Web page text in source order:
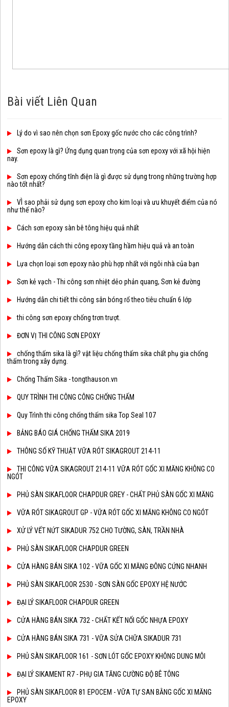
Bài viết Liên Quan
Lý do vì sao nên chọn sơn Epoxy gốc nước cho các công trình?
Sơn epoxy là gì? Ứng dụng quan trọng của sơn epoxy với xã hội hiện
nay.
Sơn epoxy chống tĩnh điện là gì được sử dụng trong những trường hợp
nào tốt nhất?
VÌ sao phải sử dụng sơn epoxy cho kim loại và ưu khuyết điểm của nó
như thế nào?
Cách sơn epoxy sàn bê tông hiệu quả nhất
Hướng dẫn cách thi công epoxy tầng hầm hiệu quả và an toàn
Lựa chọn loại sơn epoxy nào phù hợp nhất với ngôi nhà của bạn
Sơn kẻ vạch - Thi công sơn nhiệt dẻo phản quang, Sơn kẻ đường
Hướng dẫn chi tiết thi công sân bóng rổ theo tiêu chuẩn 6 lớp
thi công sơn epoxy chống trơn trượt.
ĐƠN VỊ THI CÔNG SƠN EPOXY
chống thấm sika là gì? vật liệu chống thấm sika chất phụ gia chống
thấm trong xây dựng.
Chống Thấm Sika - tongthauson.vn
QUY TRÌNH THI CÔNG CÔNG CHỐNG THẤM
Quy Trình thi công chống thấm sika Top Seal 107
BẢNG BÁO GIÁ CHỐNG THẤM SIKA 2019
THÔNG SỐ KỸ THUẬT VỮA RÓT SIKAGROUT 214-11
THI CÔNG VỮA SIKAGROUT 214-11 VỮA RÓT GỐC XI MĂNG KHÔNG CO
NGÓT
PHỦ SÀN SIKAFLOOR CHAPDUR GREY - CHẤT PHỦ SÀN GỐC XI MĂNG
VỮA RÓT SIKAGROUT GP - VỮA RÓT GỐC XI MĂNG KHÔNG CO NGÓT
XỬ LÝ VẾT NỨT SIKADUR 752 CHO TƯỜNG, SÀN, TRẦN NHÀ
PHỦ SÀN SIKAFLOOR CHAPDUR GREEN
CỬA HÀNG BÁN SIKA 102 - VỮA GỐC XI MĂNG ĐÔNG CỨNG NHANH
PHỦ SÀN SIKAFLOOR 2530 - SƠN SÀN GỐC EPOXY HỆ NƯỚC
ĐẠI LÝ SIKAFLOOR CHAPDUR GREEN
CỬA HÀNG BÁN SIKA 732 - CHẤT KẾT NỐI GỐC NHỰA EPOXY
CỬA HÀNG BÁN SIKA 731 - VỮA SỬA CHỮA SIKADUR 731
PHỦ SÀN SIKAFLOOR 161 - SƠN LÓT GỐC EPOXY KHÔNG DUNG MÔI
ĐẠI LÝ SIKAMENT R7 - PHỤ GIA TĂNG CƯỜNG ĐỘ BÊ TÔNG
PHỦ SÀN SIKAFLOOR 81 EPOCEM - VỮA TỰ SAN BẰNG GỐC XI MĂNG
EPOXY